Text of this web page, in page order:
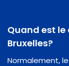
Quand est
Bruxelles?
Normalement,